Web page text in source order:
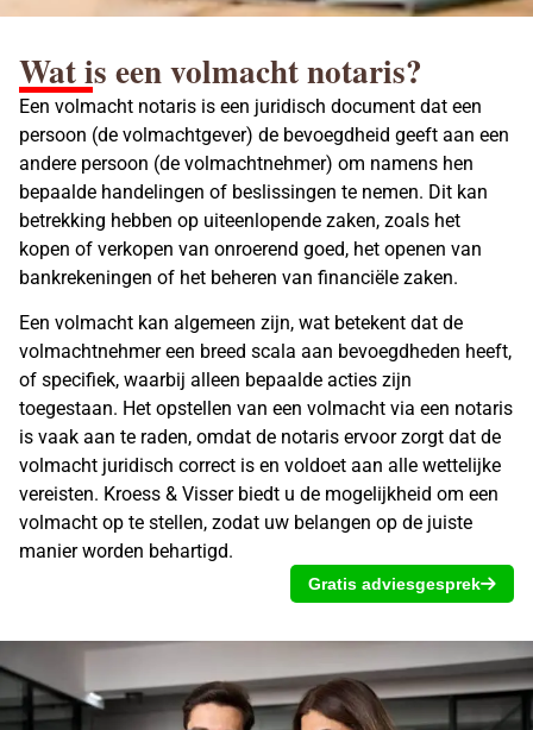
Wat is een volmacht notaris?
Een volmacht notaris is een juridisch document dat een
persoon (de volmachtgever) de bevoegdheid geeft aan een
andere persoon (de volmachtnehmer) om namens hen
bepaalde handelingen of beslissingen te nemen. Dit kan
betrekking hebben op uiteenlopende zaken, zoals het
kopen of verkopen van onroerend goed, het openen van
bankrekeningen of het beheren van financiële zaken.
Een volmacht kan algemeen zijn, wat betekent dat de
volmachtnehmer een breed scala aan bevoegdheden heeft,
of specifiek, waarbij alleen bepaalde acties zijn
toegestaan. Het opstellen van een volmacht via een notaris
is vaak aan te raden, omdat de notaris ervoor zorgt dat de
volmacht juridisch correct is en voldoet aan alle wettelijke
vereisten. Kroess & Visser biedt u de mogelijkheid om een
volmacht op te stellen, zodat uw belangen op de juiste
manier worden behartigd.
Gratis adviesgesprek